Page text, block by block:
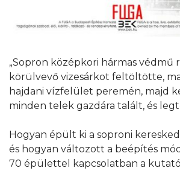
„Sopron középkori hármas védmű
körülvevő vizesárkot feltöltötte,
hajdani vízfelület peremén, majd
minden telek gazdára talált, és
Hogyan épült ki a soproni
és hogyan változott a beépítés
70 épülettel kapcsolatban a